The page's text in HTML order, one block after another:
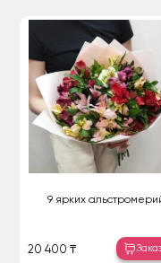
9 ярких
20 400 ₸